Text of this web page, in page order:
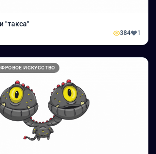
"такса"
384 1
ИСКУССТВО